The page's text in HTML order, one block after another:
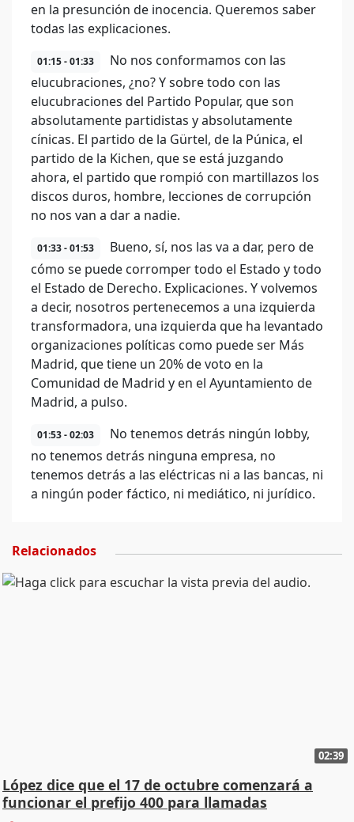
en la presunción de inocencia. Queremos saber
todas las explicaciones.
01:15 - 01:33
No nos conformamos con las
elucubraciones, ¿no? Y sobre todo con las
elucubraciones del Partido Popular, que son
absolutamente partidistas y absolutamente
cínicas. El partido de la Gürtel, de la Púnica, el
partido de la Kichen, que se está juzgando
ahora, el partido que rompió con martillazos los
discos duros, hombre, lecciones de corrupción
no nos van a dar a nadie.
01:33 - 01:53
Bueno, sí, nos las va a dar, pero de
cómo se puede corromper todo el Estado y todo
el Estado de Derecho. Explicaciones. Y volvemos
a decir, nosotros pertenecemos a una izquierda
transformadora, una izquierda que ha levantado
organizaciones políticas como puede ser Más
Madrid, que tiene un 20% de voto en la
Comunidad de Madrid y en el Ayuntamiento de
Madrid, a pulso.
01:53 - 02:03
No tenemos detrás ningún lobby,
no tenemos detrás ninguna empresa, no
tenemos detrás a las eléctricas ni a las bancas, ni
a ningún poder fáctico, ni mediático, ni jurídico.
Relacionados
02:39
López dice que el 17 de octubre comenzará a
funcionar el prefijo 400 para llamadas